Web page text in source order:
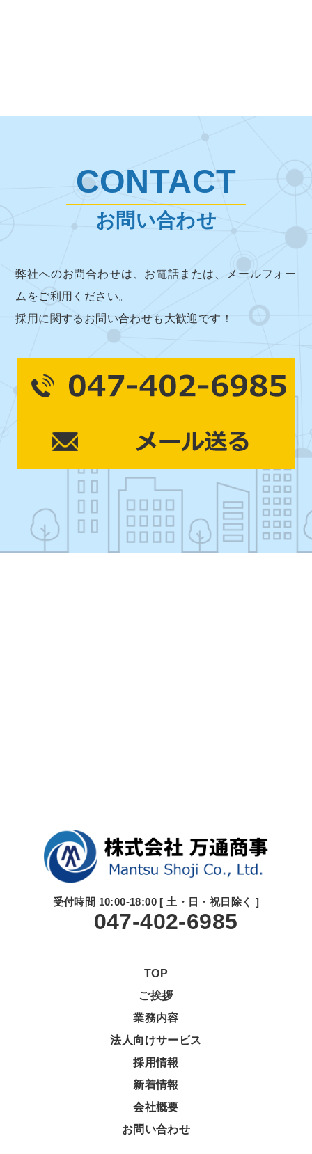
CONTACT
お問い合わせ
弊社へのお問合わせは、お電話または、メールフォー
ムをご利用ください。
採用に関するお問い合わせも大歓迎です！
受付時間 10:00-18:00 [ 土・日・祝日除く ]
047-402-6985
TOP
ご挨拶
業務内容
法人向けサービス
採用情報
新着情報
会社概要
お問い合わせ